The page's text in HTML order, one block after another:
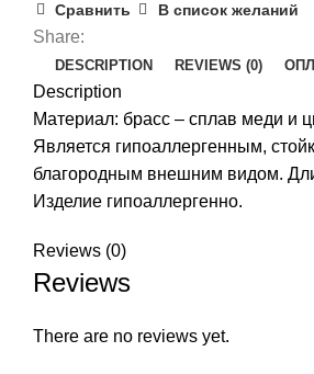
Сравнить В список желаний
Share:
DESCRIPTION REVIEWS (0)
Description
Материал: брасс – сплав меди и
Является гипоаллергенным,
благородным внешним видом.
Изделие гипоаллергенно.
Reviews (0)
Reviews
There are no reviews yet.